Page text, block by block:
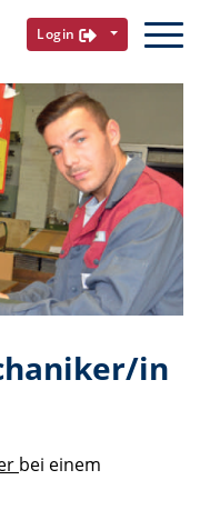
Login
in
bei einem